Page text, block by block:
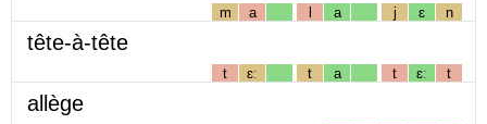
m a l a j ɛ n
tête-à-tête
t ɛː t a t ɛː t
allège